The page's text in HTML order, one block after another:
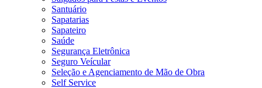
Santuário
Sapatarias
Sapateiro
Saúde
Segurança Eletrônica
Seguro Veícular
Seleção e Agenciamento de Mão de Obra
Self Service